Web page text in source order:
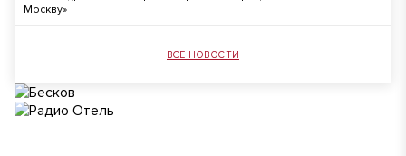
Москву»
ВСЕ НОВОСТИ